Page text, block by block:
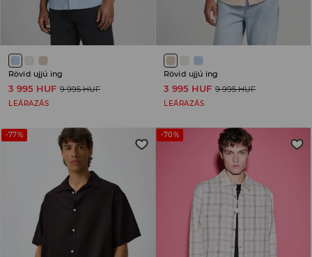
Rövid ujjú ing
3 995 HUF 9 995 HUF
LEÁRAZÁS
Rövid ujjú ing
3 995 HUF 9 995 HUF
LEÁRAZÁS
-77% -70%